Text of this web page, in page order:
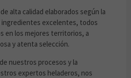
alta calidad elaborados según la
ingredientes excelentes, todos
en los mejores territorios, a
y atenta selección.
nuestros procesos y la
expertos heladeros, nos